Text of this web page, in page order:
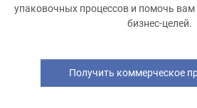
упаковочных процессов и помочь
бизнес-целей.
Получить коммерческое